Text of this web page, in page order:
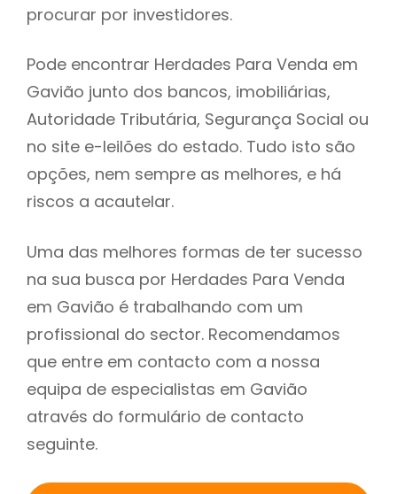
procurar por investidores.
Pode encontrar Herdades Para Venda em
Gavião junto dos bancos, imobiliárias,
Autoridade Tributária, Segurança Social ou
no site e-leilões do estado. Tudo isto são
opções, nem sempre as melhores, e há
riscos a acautelar.
Uma das melhores formas de ter sucesso
na sua busca por Herdades Para Venda
em Gavião é trabalhando com um
profissional do sector. Recomendamos
que entre em contacto com a nossa
equipa de especialistas em Gavião
através do formulário de contacto
seguinte.